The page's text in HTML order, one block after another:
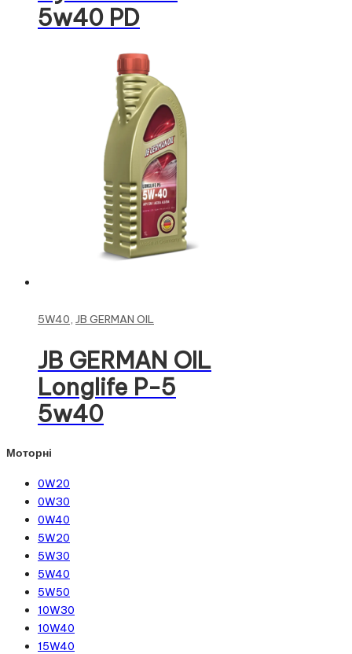
5w40 PD
5W40, JB GERMAN OIL
JB GERMAN OIL
Longlife P-5
5w40
Моторні
0W20
0W30
0W40
5W20
5W30
5W40
5W50
10W30
10W40
15W40